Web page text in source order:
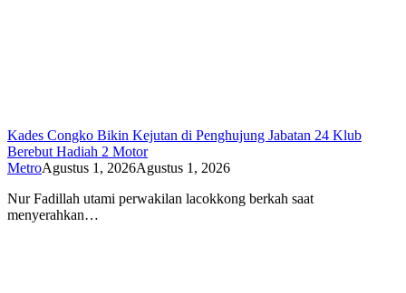
Kades Congko Bikin Kejutan di Penghujung Jabatan 24 Klub
Berebut Hadiah 2 Motor
MetroAgustus 1, 2026Agustus 1, 2026
Nur Fadillah utami perwakilan lacokkong berkah saat
menyerahkan…